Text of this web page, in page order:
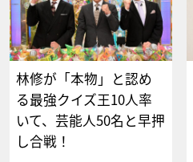
林修が「本物」と認め
る最強クイズ王10人率
いて、芸能人50名と早押
し合戦！